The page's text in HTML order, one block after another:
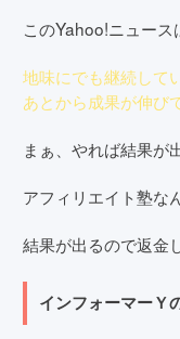
このYahoo!ニュース
地味にでも継続して
あとから成果が伸び
まぁ、やれば結果が
アフィリエイト塾な
結果が出るので返金
インフォーマーＹ